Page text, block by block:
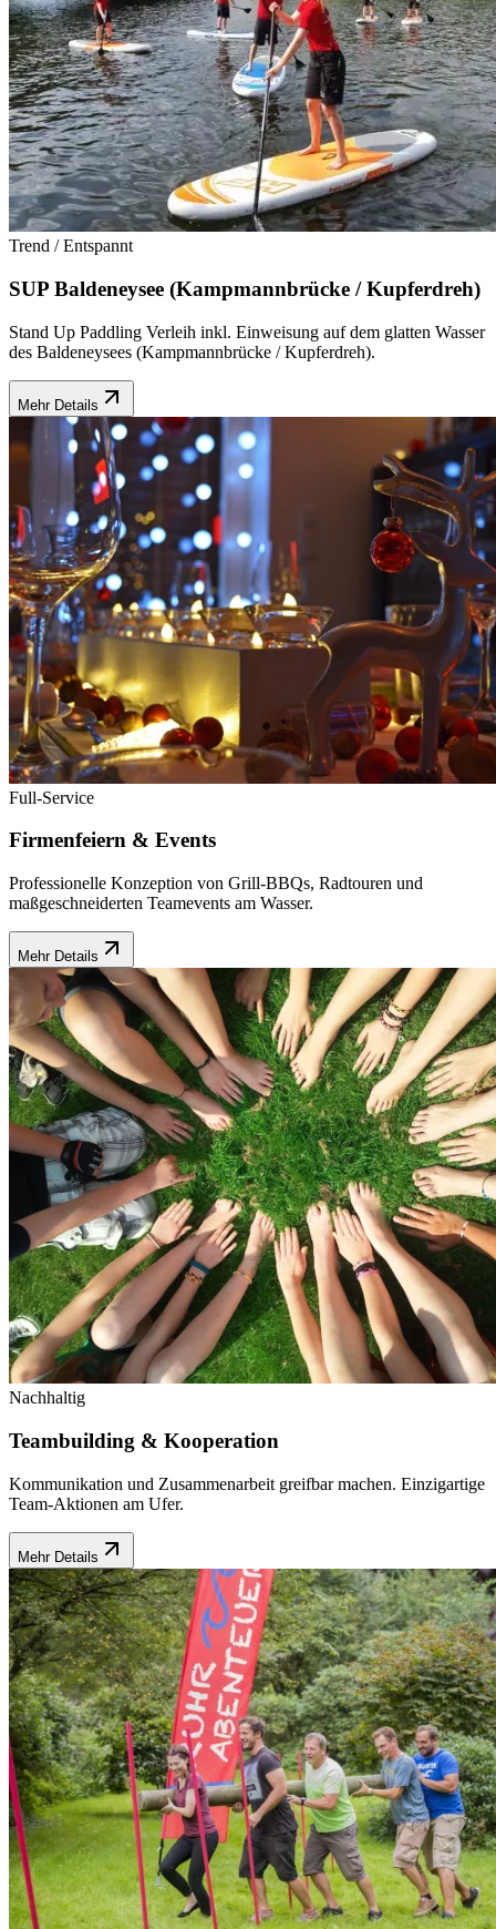
Trend / Entspannt
SUP Baldeneysee (Kampmannbrücke / Kupferdreh)
Stand Up Paddling Verleih inkl. Einweisung auf dem glatten Wasser
des Baldeneysees (Kampmannbrücke / Kupferdreh).
Mehr Details
Full-Service
Firmenfeiern & Events
Professionelle Konzeption von Grill-BBQs, Radtouren und
maßgeschneiderten Teamevents am Wasser.
Mehr Details
Nachhaltig
Teambuilding & Kooperation
Kommunikation und Zusammenarbeit greifbar machen. Einzigartige
Team-Aktionen am Ufer.
Mehr Details